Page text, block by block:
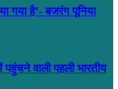
गया है’- बजरंग पूनिया
वाली पहली भारतीय